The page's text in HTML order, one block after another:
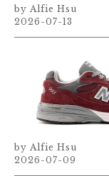
Alfie Hsu
2026-07-13
Alfie Hsu
2026-07-09